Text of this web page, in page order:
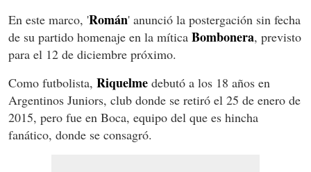
En este marco, 'Román' anunció la postergación sin fecha
de su partido homenaje en la mítica Bombonera, previsto
para el 12 de diciembre próximo.
Como futbolista, Riquelme debutó a los 18 años en
Argentinos Juniors, club donde se retiró el 25 de enero de
2015, pero fue en Boca, equipo del que es hincha
fanático, donde se consagró.